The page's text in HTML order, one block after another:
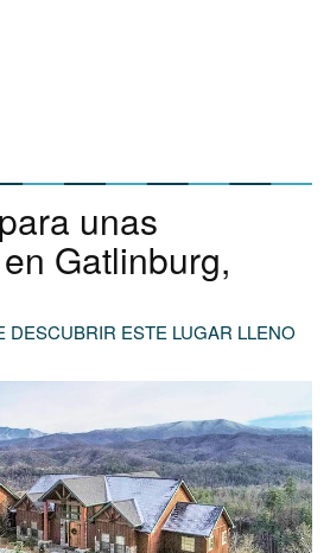
unas
Gatlinburg,
DESCUBRIR ESTE LUGAR LLENO